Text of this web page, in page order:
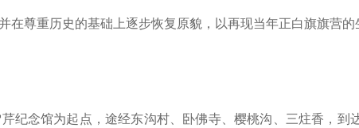
尊重历史的基础上逐步恢复原貌，以再现当年正白旗旗营的
纪念馆为起点，途经东沟村、卧佛寺、樱桃沟、三炷香，到